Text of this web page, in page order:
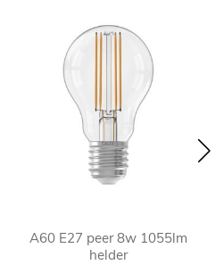
A60 E27 peer 8w 1055lm
helder